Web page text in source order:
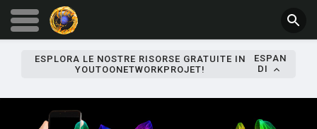
ESPLORA LE NOSTRE RISORSE GRATUITE IN
YOUTOONETWORKPROJET!
ESPAN
DI